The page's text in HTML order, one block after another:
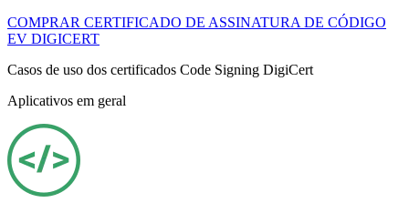
COMPRAR CERTIFICADO DE ASSINATURA DE CÓDIGO
EV DIGICERT
Casos de uso dos certificados Code Signing DigiCert
Aplicativos em geral